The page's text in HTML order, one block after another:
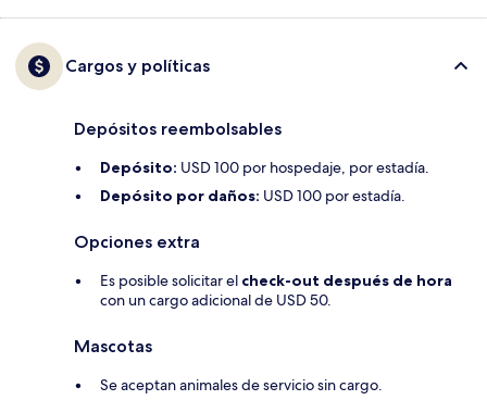
Cargos y políticas
Depósitos reembolsables
Depósito: USD 100 por hospedaje, por estadía.
Depósito por daños: USD 100 por estadía.
Opciones extra
Es posible solicitar el check-out después de hora
con un cargo adicional de USD 50.
Mascotas
Se aceptan animales de servicio sin cargo.